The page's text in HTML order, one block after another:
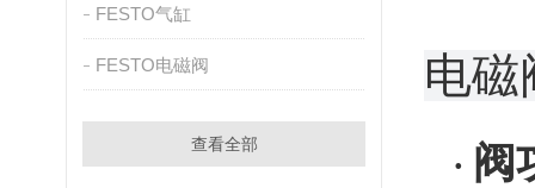
FESTO气缸
FESTO电磁阀
查看全部
电磁
· 阀